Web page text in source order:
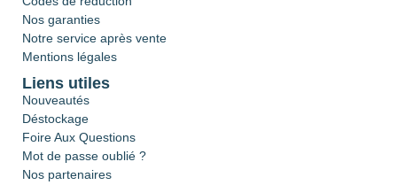
Nos garanties
Notre service après vente
Mentions légales
Liens utiles
Nouveautés
Déstockage
Foire Aux Questions
Mot de passe oublié ?
Nos partenaires